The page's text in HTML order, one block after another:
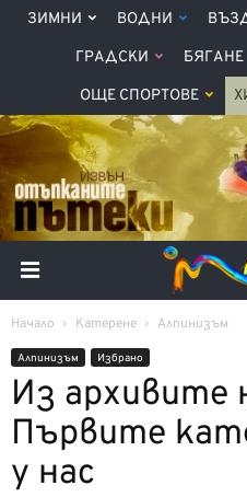
ЗИМНИ ВОДНИ
ГРАДСКИ БЯГАНЕ
ОЩЕ СПОРТОВЕ
Начало Катерене Алпинизъм
Алпинизъм Избрано
Из архивите
Първите
у нас